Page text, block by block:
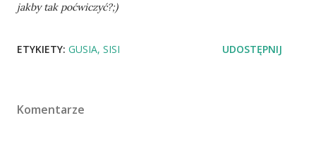
jakby tak poćwiczyć?;)
ETYKIETY: GUSIA SISI UDOSTĘPNIJ
Komentarze